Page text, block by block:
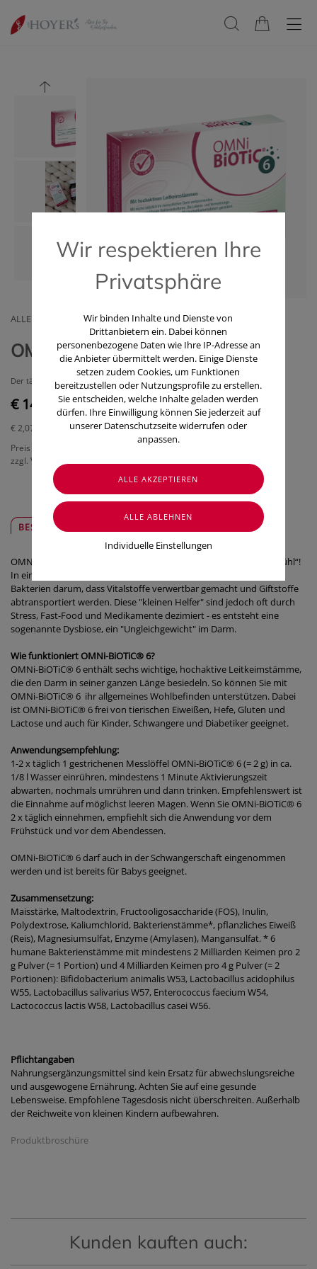
ALLERGOSAN INSTITUT
OMNi-BiOTiC® 6, 7 Sachets a 3g
Der tägliche Begleiter für ein gutes „Bauchgefühl“
€ 14,50
€ 2,07
Preis inkl. MwSt.
zzgl. Versandkosten
BESCHREIBUNG
OMNi-BiOTiC® 6 ist der tägliche Begleiter für ein gutes „Bauchgefühl“!
In einem funktionierenden Darm kümmern sich Billiarden von
Bakterien darum, dass Vitalstoffe verwertbar gemacht und Giftstoffe
abtransportiert werden. Diese "kleinen Helfer" sind jedoch oft durch
Stress, Fast-Food und Medikamente dezimiert - es entsteht eine
sogenannte Dysbiose, ein "Ungleichgewicht" im Darm.
Wie funktioniert OMNi-BiOTiC® 6?
OMNi-BiOTiC® 6 enthält sechs wichtige, hochaktive Leitkeimstämme,
die den Darm in seiner ganzen Länge besiedeln. So können Sie mit
OMNi-BiOTiC® 6 ihr allgemeines Wohlbefinden unterstützen. Dabei
ist OMNi-BiOTiC® 6 frei von tierischen Eiweißen, Hefe, Gluten und
Lactose und auch für Kinder, Schwangere und Diabetiker geeignet.
Anwendungsempfehlung:
1-2 x täglich 1 gestrichenen Messlöffel OMNi-BiOTiC® 6 (= 2 g) in ca.
1/8 l Wasser einrühren, mindestens 1 Minute Aktivierungszeit
abwarten, nochmals umrühren und dann trinken. Empfehlenswert ist
die Einnahme auf möglichst leeren Magen. Wenn Sie OMNi-BiOTiC® 6
2 x täglich einnehmen, empfiehlt sich die Anwendung vor dem
Frühstück und vor dem Abendessen.
OMNi-BiOTiC® 6 darf auch in der Schwangerschaft eingenommen
werden und ist bereits für Babys geeignet.
Zusammensetzung:
Maisstärke, Maltodextrin, Fructooligosaccharide (FOS), Inulin,
Polydextrose, Kaliumchlorid, Bakterienstämme*, pflanzliches Eiweiß
(Reis), Magnesiumsulfat, Enzyme (Amylasen), Mangansulfat. * 6
humane Bakterienstämme mit mindestens 2 Milliarden Keimen pro 2
g Pulver (= 1 Portion) und 4 Milliarden Keimen pro 4 g Pulver (= 2
Portionen): Bifidobacterium animalis W53, Lactobacillus acidophilus
W55, Lactobacillus salivarius W57, Enterococcus faecium W54,
Lactococcus lactis W58, Lactobacillus casei W56.
Pflichtangaben
Nahrungsergänzungsmittel sind kein Ersatz für abwechslungsreiche
und ausgewogene Ernährung. Achten Sie auf eine gesunde
Lebensweise. Empfohlene Tagesdosis nicht überschreiten. Außerhalb
der Reichweite von kleinen Kindern aufbewahren.
Produktbroschüre
Kunden kauften auch:
Wir respektieren Ihre
Privatsphäre
Wir binden Inhalte und Dienste von
Drittanbietern ein. Dabei können
personenbezogene Daten wie Ihre IP-Adresse an
die Anbieter übermittelt werden. Einige Dienste
setzen zudem Cookies, um Funktionen
bereitzustellen oder Nutzungsprofile zu erstellen.
Sie entscheiden, welche Inhalte geladen werden
dürfen. Ihre Einwilligung können Sie jederzeit auf
unserer Datenschutzseite widerrufen oder
anpassen.
Individuelle Einstellungen